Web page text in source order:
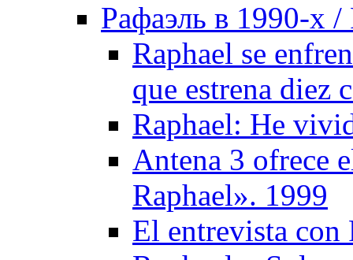
Рафаэль в 1990-х /
Raphael se
que estrena diez
Raphael: He
Antena 3 ofrece
Raphael». 1999
El entrevista con